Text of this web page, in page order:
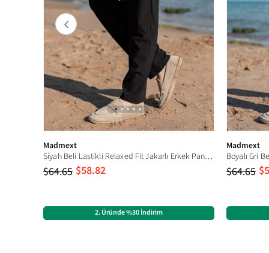
Boy
Kesim
Ürün Tipi
Ortam
Deri Kalitesi
Paça Boyu
Ürün İçeriği
Cinsiyet
Ürün Detayı
Madmext
Siyah Beli Lastikli Relaxed Fit Jakarlı Erkek Pantolon E6593
$58.82
$64.65
2. Üründe %30 İndirim
Madmext
$64.65